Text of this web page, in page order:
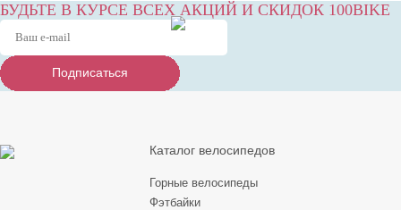
БУДЬТЕ В КУРСЕ ВСЕХ АКЦИЙ И СКИДОК 100BIKE
Подписаться
Подписаться
Подписаться
Каталог велосипедов
Горные велосипеды
Фэтбайки